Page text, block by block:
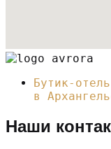
Бутик-
в
Наши